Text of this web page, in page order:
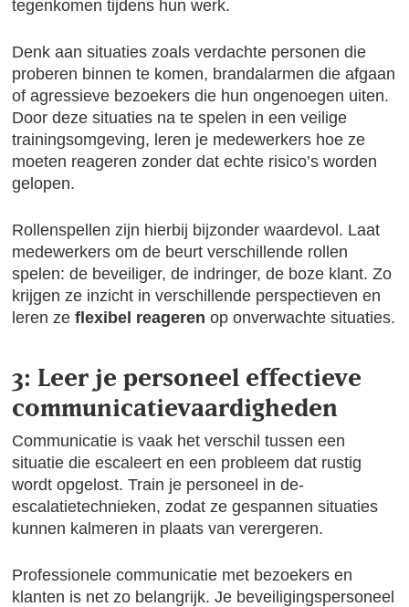
tegenkomen tijdens hun werk.
Denk aan situaties zoals verdachte personen die
proberen binnen te komen, brandalarmen die afgaan
of agressieve bezoekers die hun ongenoegen uiten.
Door deze situaties na te spelen in een veilige
trainingsomgeving, leren je medewerkers hoe ze
moeten reageren zonder dat echte risico’s worden
gelopen.
Rollenspellen zijn hierbij bijzonder waardevol. Laat
medewerkers om de beurt verschillende rollen
spelen: de beveiliger, de indringer, de boze klant. Zo
krijgen ze inzicht in verschillende perspectieven en
leren zeflexibel reageren op onverwachte situaties.
3: Leer je personeel effectieve
communicatievaardigheden
Communicatie is vaak het verschil tussen een
situatie die escaleert en een probleem dat rustig
wordt opgelost. Train je personeel in de-
escalatietechnieken, zodat ze gespannen situaties
kunnen kalmeren in plaats van verergeren.
Professionele communicatie met bezoekers en
klanten is net zo belangrijk. Je beveiligingspersoneel